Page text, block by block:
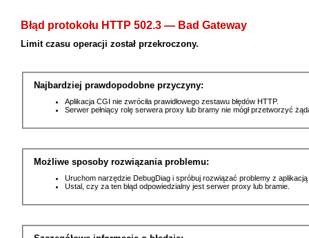
Błąd protokołu HTTP 502.3 — Bad Gateway
Limit czasu operacji został przekroczony.
Najbardziej prawdopodobne przyczyny:
Aplikacja CGI nie zwróciła prawidłowego zestawu błędów HTTP.
Serwer pełniący rolę serwera proxy lub bramy nie mógł przetworzyć
Możliwe sposoby rozwiązania problemu:
Uruchom narzędzie DebugDiag i spróbuj rozwiązać problemy z
Ustal, czy za ten błąd odpowiedzialny jest serwer proxy lub bramie.